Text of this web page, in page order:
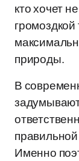
кто хочет
громоздкой
природы.
В
Именно